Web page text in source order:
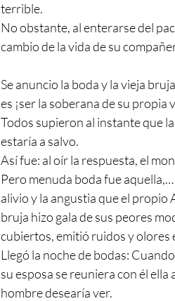
terrible.
No obstante, al enterarse del
cambio de la vida de su
Se anuncio la boda y la vieja
es ¡ser la soberana de su propia
Todos supieron al instante que
estaría a salvo.
Así fue: al oír la respuesta, el
Pero menuda boda fue
alivio y la angustia que el
bruja hizo gala de sus peores
cubiertos, emitió ruidos y olores
Llegó la noche de bodas:
su esposa se reuniera con él
hombre desearía ver.